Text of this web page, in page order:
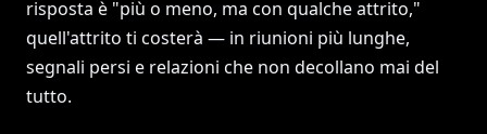
risposta è "più o meno, ma con qualche attrito,"
quell'attrito ti costerà — in riunioni più lunghe,
segnali persi e relazioni che non decollano mai del
tutto.